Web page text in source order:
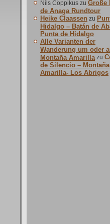
Nils Cöppikus zu Große
de Anaga Rundtour
Heike Claassen zu
Hidalgo – Batán de
Punta de Hidalgo
Alle Varianten der
Wanderung um oder
Montaña Amarilla zu
de Silencio – Montaña
Amarilla- Los Abrigos